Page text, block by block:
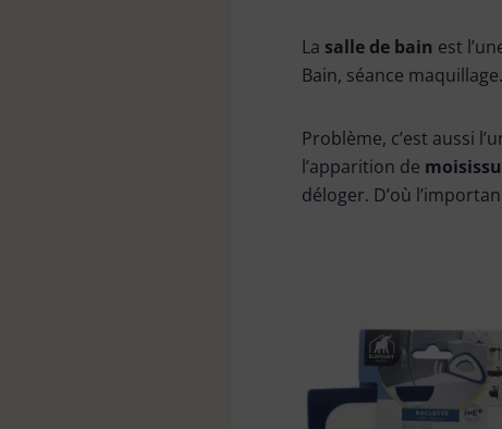
Bonnes affairesLa salle de bain est
Bain, séance
Problème, c’est aussi
l’apparition de
déloger. D’où